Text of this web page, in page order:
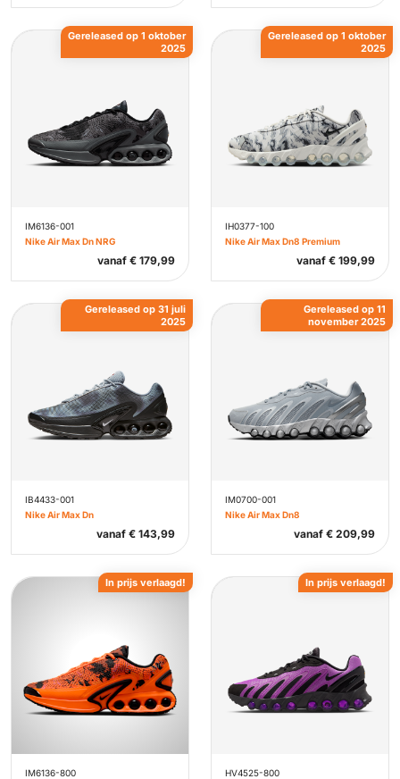
IM6136-001
Nike Air Max Dn NRG
vanaf € 179,99
Gereleased op 1 oktober
2025
IH0377-100
Nike Air Max Dn8 Premium
vanaf € 199,99
Gereleased op 1 oktober
2025
IB4433-001
Nike Air Max Dn
vanaf € 143,99
Gereleased op 31 juli
2025
IM0700-001
Nike Air Max Dn8
vanaf € 209,99
Gereleased op 11
november 2025
IM6136-800
In prijs verlaagd!
HV4525-800
In prijs verlaagd!